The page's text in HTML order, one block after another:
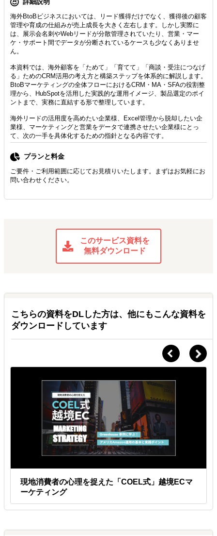
詳細説明
海外BtoBビジネスにおいては、リード獲得だけでなく、獲得後の顧客
管理や育成の仕組みが売上成長を大きく左右します。しかし実際に
は、展示会名刺やWebリードが分散管理されていたり、営業・マー
ケ・サポート間でデータが分断されているケースも少なくありませ
ん。
本資料では、海外顧客を「ためて」「育てて」「商談・受注につなげ
る」ためのCRM活用の考え方と構築ステップを体系的に解説します。
BtoBマーケティングの全体フローにおけるCRM・MA・SFAの役割整
理から、HubSpotを活用した実践的な運用イメージ、製品選定のポイ
ントまで、実務に直結する形で整理しています。
海外リードの活用度を高めたい企業様、Excel管理から脱却したい企
業様、マーケティングと営業をデータで連携させたい企業様にとっ
て、次の一手を具体化するための指針となる内容です。
プランと料金
ご要件・ご利用範囲に応じてお見積りいたします。まずはお気軽にお
問い合わせください。
このサービス資料を
無料ダウンロード
こちらの資料をDLした方は、他にもこんな資料を
ダウンロードしています
現地消費者の心理を捉えた「COEL式」越境ECマ
ーケティング